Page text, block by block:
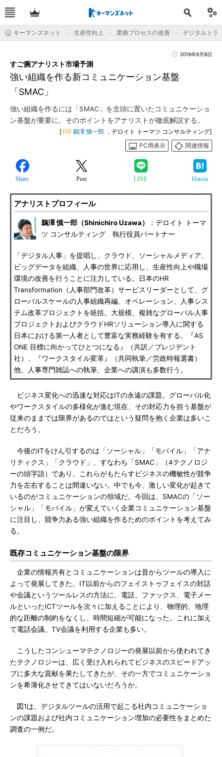
キーマンズネット 生産性向上 業務プロセスの改善 デジタルトラ
2016年6月8日
強い組織を作る新コミュニケーション基盤
「SMAC」
すご腕アナリスト市場予測
強い組織を作るには「SMAC」を念頭に置いたコミュニケーショ
ン基盤が重要に。そのポイントをアナリストが徹底解説する。
[ 鵜澤 慎一郎 ，デロイト トーマツ コンサルティング]
PC用表示
関連情報
Share Post LINE Hatena
アナリストプロフィール
鵜澤 慎一郎（Shinichiro Uzawa）
：デロイト トーマ
ツ コンサルティング 執行役員パートナー
「デジタル人事」を提唱し、クラウド、ソーシャルメディア、
ビッグデータを組織、人事の世界に応用し、生産性向上や職場
環境の改善を行うことに注力している。日本のHR
Transformation（人事部門改革）サービスリーダーとして、グ
ローバルスケールの人事組織再編、オペレーション、人事シス
テム改革プロジェクトを統括。大規模、複雑なグローバル人事
プロジェクトおよびクラウドHRソリューション導入に関する
日本における第一人者として豊富な実務経験を有する。『AS
ONE 目標に向かってひとつになる』（共訳／プレジデント
社）、『ワークスタイル変革』（共同執筆／労政時報選書）
他、人事専門雑誌への執筆、企業への講演も多数行う。
ビジネス変化への迅速な対応はITの永遠の課題。グローバル化
やワークスタイルの多様化が進む現在、その対応力を担う基盤が
従来のままでは限界があるのではという疑問を抱く企業は多いこ
とだろう。
今後のITをけん引するのは「ソーシャル」「モバイル」「アナ
リティクス」「クラウド」、すなわち「SMAC」（4テクノロジ
ーの頭字語）であり、これらがもたらすビジネスの機敏性が競争
力を左右することは間違いない。中でも今、激しい変化が起きて
いるのがコミュニケーションの領域だ。今回は、SMACの「ソー
シャル」「モバイル」が変えていく企業コミュニケーション基盤
に注目し、競争力ある強い組織を作るためのポイントを考えてみ
る。
既存コミュニケーション基盤の限界
企業の情報共有とコミュニケーションは昔からツールの導入に
よって発展してきた。IT以前からのフェイストゥフェイスの対話
や会議というツールレスの方法に、電話、ファックス、電子メー
ルといったICTツールを次々に加えることにより、物理的、地理
的な距離の制約をなくし、時間短縮が可能になった。これに加え
て電話会議、TV会議を利用する企業も多い。
こうしたコンシューマテクノロジーの発展以前から使われてき
たテクノロジーは、広く受け入れられてビジネスのスピードアッ
プに多大な貢献を果たしてきたが、その一方でコミュニケーショ
ンを希薄化させてきてはいないだろうか。
図1は、デジタルツールの活用で起こる社内コミュニケーショ
ンの課題および社内コミュニケーション増加の必要性をまとめた
調査の一例だ。